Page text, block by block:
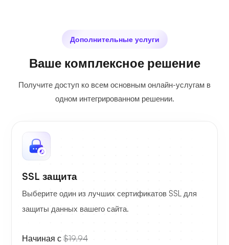
Дополнительные услуги
Ваше комплексное решение
Получите доступ ко всем основным онлайн-услугам в
одном интегрированном решении.
SSL защита
Выберите один из лучших сертификатов SSL для
защиты данных вашего сайта.
Начиная с $19.94